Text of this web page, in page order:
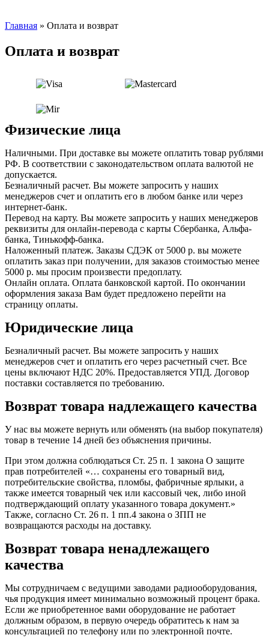
Главная » Оплата и возврат
Оплата и возврат
Физические лица
Наличными. При доставке вы можете оплатить товар рублями
РФ. В соответствии с законодательством оплата валютой не
допускается.
Безналичный расчет. Вы можете запросить у наших
менеджеров счет и оплатить его в любом банке или через
интернет-банк.
Перевод на карту. Вы можете запросить у наших менеджеров
реквизиты для онлайн-перевода с карты Сбербанка, Альфа-
банка, Тинькофф-банка.
Наложенный платеж. Заказы СДЭК от 5000 р. вы можете
оплатить заказ при получении, для заказов стоимостью менее
5000 р. мы просим произвести предоплату.
Онлайн оплата. Оплата банковской картой. По окончании
оформления заказа Вам будет предложено перейти на
страницу оплаты.
Юридические лица
Безналичный расчет. Вы можете запросить у наших
менеджеров счет и оплатить его через расчетный счет. Все
цены включают НДС 20%. Предоставляется УПД. Договор
поставки составляется по требованию.
Возврат товара надлежащего качества
У нас вы можете вернуть или обменять (на выбор покупателя)
товар в течение 14 дней без объяснения причины.
При этом должна соблюдаться Ст. 25 п. 1 закона О защите
прав потребителей «… сохранены его товарный вид,
потребительские свойства, пломбы, фабричные ярлыки, а
также имеется товарный чек или кассовый чек, либо иной
подтверждающий оплату указанного товара документ.»
Также, согласно Ст. 26 п. 1 пп.4 закона о ЗПП не
возвращаются расходы на доставку.
Возврат товара ненадлежащего
качества
Мы сотрудничаем с ведущими заводами радиооборудования,
чья продукция имеет минимально возможный процент брака.
Если же приобретенное вами оборудование не работает
должным образом, в первую очередь обратитесь к нам за
консультацией по телефону или по электронной почте.